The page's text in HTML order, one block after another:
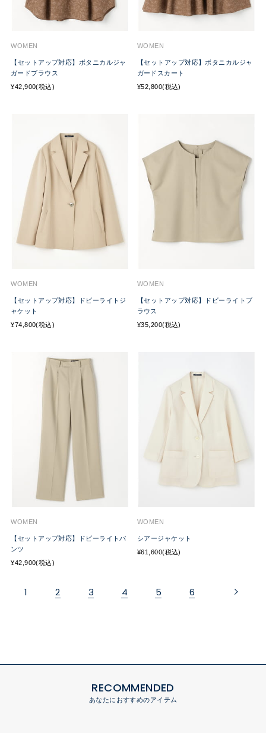
WOMEN
【セットアップ対応】ボタニカルジャ
ガードブラウス
¥42,900(税込)
WOMEN
【セットアップ対応】ボタニカルジャ
ガードスカート
¥52,800(税込)
WOMEN
【セットアップ対応】ドビーライトジ
ャケット
¥74,800(税込)
WOMEN
【セットアップ対応】ドビーライトブ
ラウス
¥35,200(税込)
WOMEN
【セットアップ対応】ドビーライトパ
ンツ
¥42,900(税込)
WOMEN
シアージャケット
¥61,600(税込)
1 2 3 4 5 6
RECOMMENDED
あなたにおすすめのアイテム